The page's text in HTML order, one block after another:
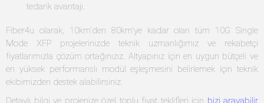
tedarik avantajı.
Fiber4u olarak, 10km'den 80km'ye kadar olan tüm 10G Single
Mode XFP projelerinizde teknik uzmanlığımız ve rekabetçi
fiyatlarımızla çözüm ortağınızız. Altyapınız için en uygun bütçeli ve
en yüksek performanslı modül eşleşmesini belirlemek için teknik
ekibimizden destek alabilirsiniz.
Detaylı bilgi ve projenize özel toplu fiyat teklifleri için bizi arayabilir